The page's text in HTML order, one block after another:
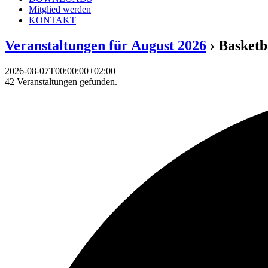
Mitglied werden
KONTAKT
Veranstaltungen für August 2026 ›
2026-08-07T00:00:00+02:00
42 Veranstaltungen gefunden.